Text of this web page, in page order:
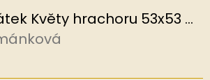
Hedvábný šátek Květy hrachoru 53x53 cm v dárkovém balení, HEDVÁBNÝ SVĚT
je 5 z 5 hvězdiček.